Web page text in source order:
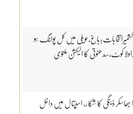
میں کل پولنگ ہو
کوٹ،سدھنوتی کا الیکشن ملتوی
بھاسکر ڈینگی کا شکار، اسپتال میں داخل